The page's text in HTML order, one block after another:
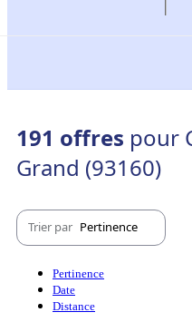
191 offres pour
Grand (93160)
Trier par Pertinence
Pertinence
Date
Distance